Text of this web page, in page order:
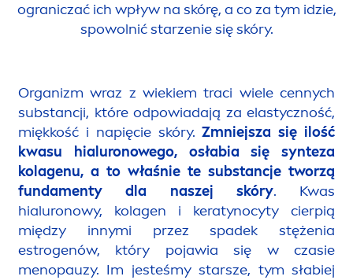
ograniczać ich wpływ na skórę, a co za tym idzie,
spowolnić starzenie się skóry.
Organizm wraz z wiekiem traci wiele cennych
substancji, które odpowiadają za elastyczność,
miękkość i napięcie skóry.Zmniejsza się ilość
kwasu hialuronowego, osłabia się synteza
kolagenu, a to właśnie te substancje tworzą
fundamenty dla naszej skóry. Kwas
hialuronowy, kolagen i keratynocyty cierpią
między innymi przez spadek stężenia
estrogenów, który pojawia się w czasie
menopauzy. Im jesteśmy starsze, tym słabiej